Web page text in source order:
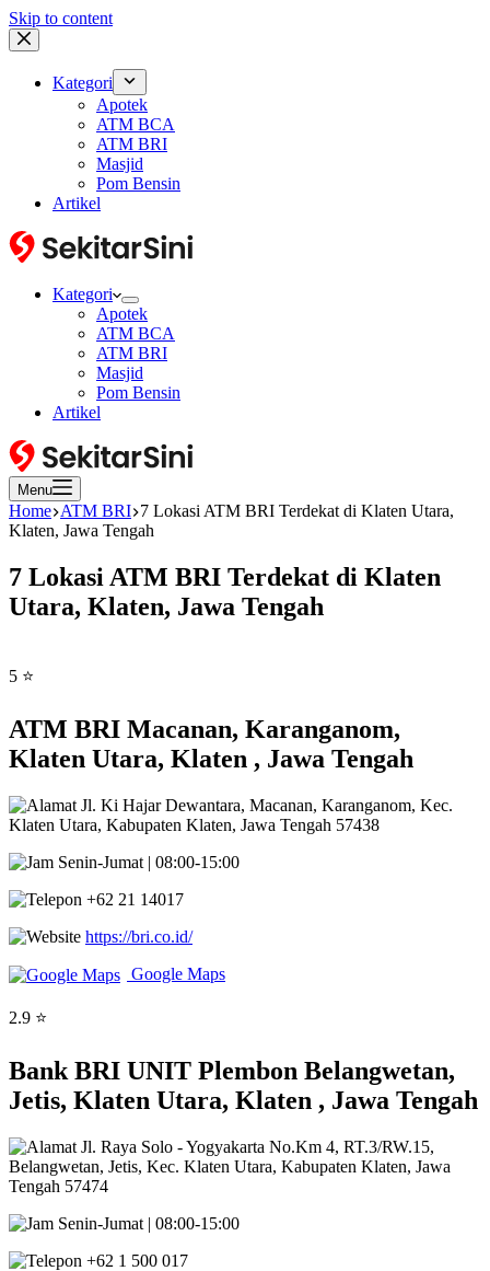
Skip to content
Kategori
Apotek
ATM BCA
ATM BRI
Masjid
Pom Bensin
Artikel
Kategori
Apotek
ATM BCA
ATM BRI
Masjid
Pom Bensin
Artikel
Menu
Home ATM BRI 7 Lokasi ATM BRI Terdekat di Klaten Utara,
Klaten, Jawa Tengah
7 Lokasi ATM BRI Terdekat di Klaten
Utara, Klaten, Jawa Tengah
5 ⭐
ATM BRI Macanan, Karanganom,
Klaten Utara, Klaten , Jawa Tengah
Jl. Ki Hajar Dewantara, Macanan, Karanganom, Kec.
Klaten Utara, Kabupaten Klaten, Jawa Tengah 57438
Senin-Jumat | 08:00-15:00
+62 21 14017
https://bri.co.id/
Google Maps
2.9 ⭐
Bank BRI UNIT Plembon Belangwetan,
Jetis, Klaten Utara, Klaten , Jawa Tengah
Jl. Raya Solo - Yogyakarta No.Km 4, RT.3/RW.15,
Belangwetan, Jetis, Kec. Klaten Utara, Kabupaten Klaten, Jawa
Tengah 57474
Senin-Jumat | 08:00-15:00
+62 1 500 017